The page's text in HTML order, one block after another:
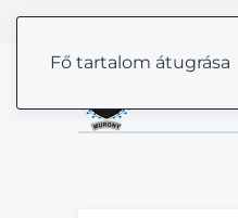
Fő tartalom átugrása